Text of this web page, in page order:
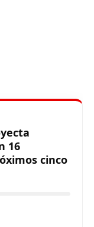
16
cinco